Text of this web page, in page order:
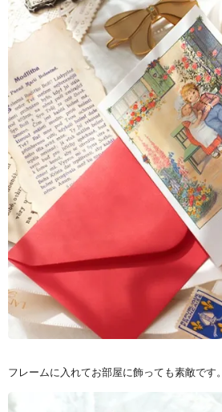
フレームに入れてお部屋に飾っても素敵です。